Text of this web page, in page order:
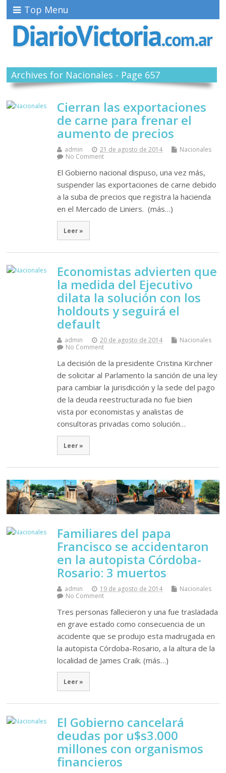
Top Menu
Archives for Nacionales - Page 657
Cierran las exportaciones
de carne para frenar el
aumento de precios
admin 21 de agosto de 2014
Nacionales
No Comment
El Gobierno nacional dispuso, una vez más,
suspender las exportaciones de carne debido
a la suba de precios que registra la hacienda
en el Mercado de Liniers. (más…)
Leer »
Economistas advierten que
la medida del Ejecutivo
dilata la solución con los
holdouts y seguirá el
default
admin 20 de agosto de 2014
Nacionales
No Comment
La decisión de la presidente Cristina Kirchner
de solicitar al Parlamento la sanción de una ley
para cambiar la jurisdicción y la sede del pago
de la deuda reestructurada no fue bien
vista por economistas y analistas de
consultoras privadas como solución…
Leer »
Familiares del papa
Francisco se accidentaron
en la autopista Córdoba-
Rosario: 3 muertos
admin 19 de agosto de 2014
Nacionales
No Comment
Tres personas fallecieron y una fue trasladada
en grave estado como consecuencia de un
accidente que se produjo esta madrugada en
la autopista Córdoba-Rosario, a la altura de la
localidad de James Craik. (más…)
Leer »
El Gobierno cancelará
deudas por u$s3.000
millones con organismos
financieros